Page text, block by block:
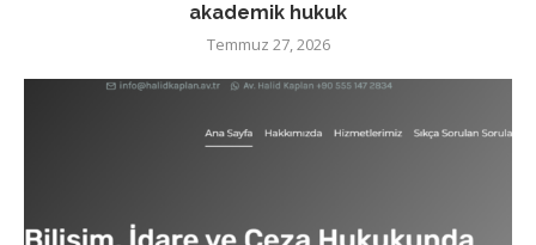
akademik hukuk
Temmuz 27, 2026